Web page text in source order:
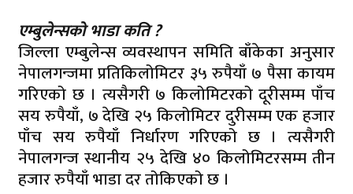
एम्बुलेन्सको भाडा कति ?
जिल्ला एम्बुलेन्स व्यवस्थापन समिति बाँकेका अनुसार
नेपालगन्जमा प्रतिकिलोमिटर ३५ रुपैयाँ ७ पैसा कायम
गरिएको छ । त्यसैगरी ७ किलोमिटरको दूरीसम्म पाँच
सय रुपैयाँ, ७ देखि २५ किलोमिटर दुरीसम्म एक हजार
पाँच सय रुपैयाँ निर्धारण गरिएको छ । त्यसैगरी
नेपालगन्ज स्थानीय २५ देखि ४० किलोमिटरसम्म तीन
हजार रुपैयाँ भाडा दर तोकिएको छ ।